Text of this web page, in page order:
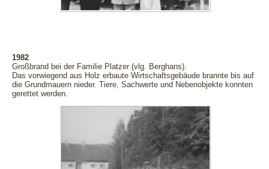
1982
Großbrand bei der Familie Platzer (vlg. Berghans).
Das vorwiegend aus Holz erbaute Wirtschaftsgebäude brannte bis auf
die Grundmauern nieder. Tiere, Sachwerte und Nebenobjekte konnten
gerettet werden.